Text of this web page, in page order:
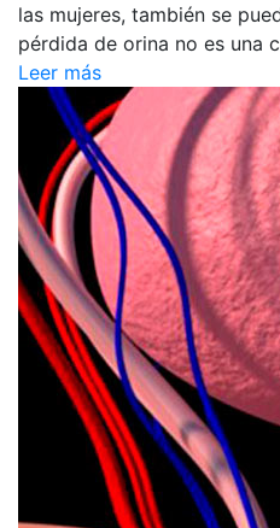
las mujeres, también se
pérdida de orina no es una
Leer más